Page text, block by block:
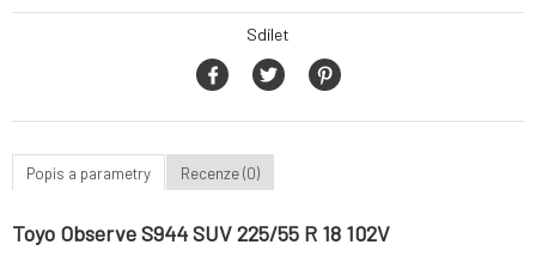
Sdílet
Popis a parametry Recenze (0)
Toyo Observe S944 SUV 225/55 R 18 102V